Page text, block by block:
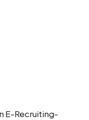
E-Recruiting-